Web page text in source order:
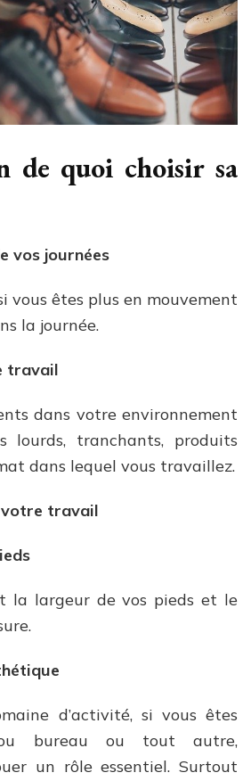
de quoi choisir sa
vos journées
vous êtes plus en mouvement
la journée.
travail
dans votre environnement
lourds, tranchants, produits
dans lequel vous travaillez.
votre travail
la largeur de vos pieds et le
d’activité, si vous êtes
bureau ou tout autre,
un rôle essentiel. Surtout